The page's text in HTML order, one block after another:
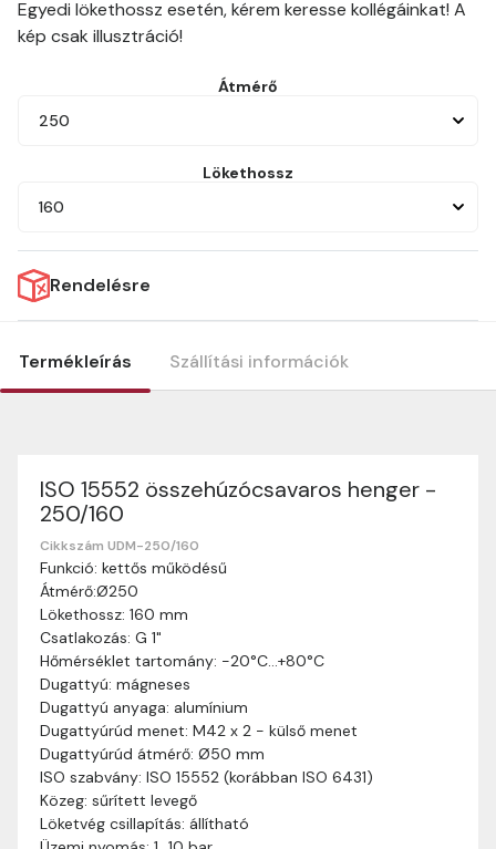
Egyedi lökethossz esetén, kérem keresse kollégáinkat! A
kép csak illusztráció!
Átmérő
250
Lökethossz
160
Rendelésre
Termékleírás Szállítási információk
ISO 15552 összehúzócsavaros henger -
250/160
Cikkszám UDM-250/160
Funkció: kettős működésű
Átmérő:Ø250
Lökethossz: 160 mm
Csatlakozás: G 1"
Hőmérséklet tartomány: -20°C…+80°C
Dugattyú: mágneses
Dugattyú anyaga: alumínium
Dugattyúrúd menet: M42 x 2 - külső menet
Dugattyúrúd átmérő: Ø50 mm
ISO szabvány: ISO 15552 (korábban ISO 6431)
Közeg: sűrített levegő
Löketvég csillapítás: állítható
Szállítási információk
Nagyon köszönjük, hogy webshopunkat választottátok
vásárlásaitokhoz. Az alábbiakban megtaláljátok szállítási
információinkat, hogy a vásárlásotok gördülékenyen és
zökkenőmentesen történhessen.
Szállítási idő:
munkanapon belül kézbesítjük. Amennyiben
valamilyen okból kifolyólag a szállítás hosszabb
ideig tart, előre értesítünk benneteket.
Szállítási díj: A szállítási díj függ a termék súlyától
és a szállítási cím távolságától. A pontos szállítási
díjat a vásárlás folyamata során megtekinthetitek,
mielőtt a rendelést véglegesítitek.